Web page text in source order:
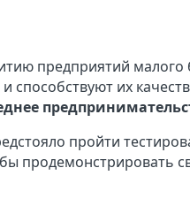
предприятий малого
их
пройти
продемонстрировать